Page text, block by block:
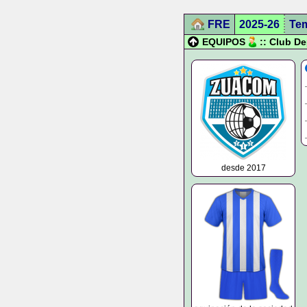
FRE 2025-26
EQUIPOS
:: Club
desde 2017